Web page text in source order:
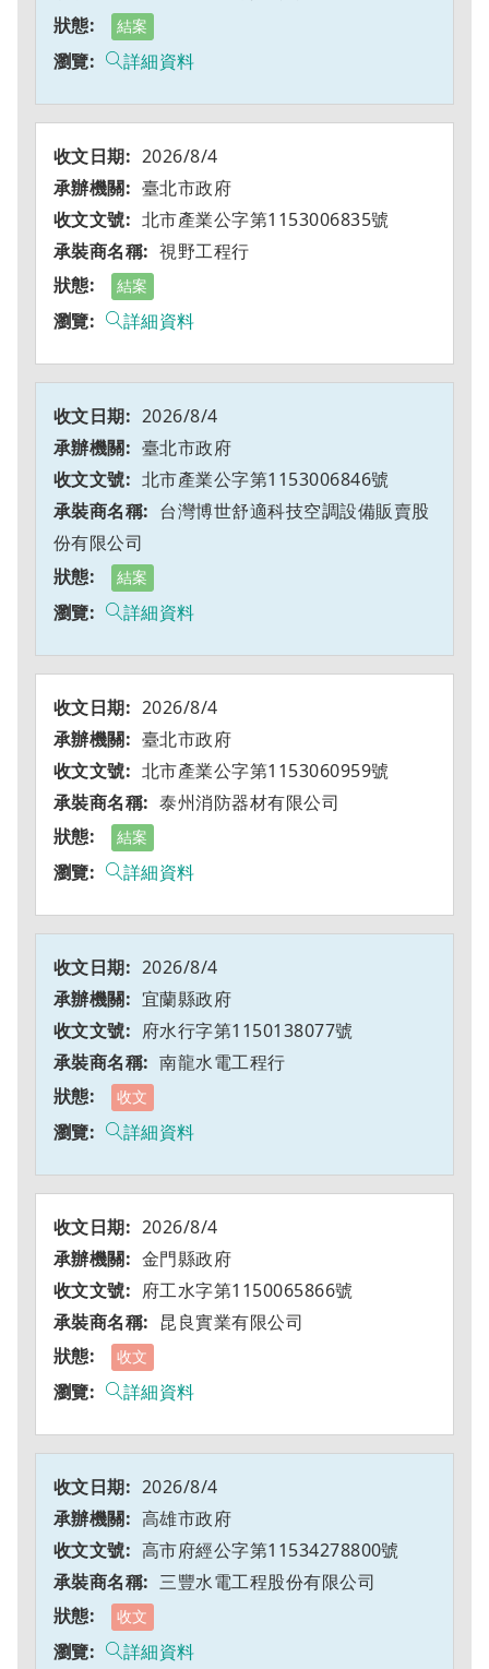
結案
詳細資料
2026/8/4
臺北市政府
北市產業公字第1153006835號
視野工程行
結案
詳細資料
2026/8/4
臺北市政府
北市產業公字第1153006846號
台灣博世舒適科技空調設備販賣股
份有限公司
結案
詳細資料
2026/8/4
臺北市政府
北市產業公字第1153060959號
泰州消防器材有限公司
結案
詳細資料
2026/8/4
宜蘭縣政府
府水行字第1150138077號
南龍水電工程行
收文
詳細資料
2026/8/4
金門縣政府
府工水字第1150065866號
昆良實業有限公司
收文
詳細資料
2026/8/4
高雄市政府
高市府經公字第11534278800號
三豐水電工程股份有限公司
收文
詳細資料